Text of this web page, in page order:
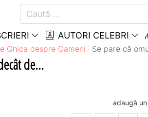
AUTORI CELEBRI
Ghica despre Oameni Se pare că
de...
adaugă